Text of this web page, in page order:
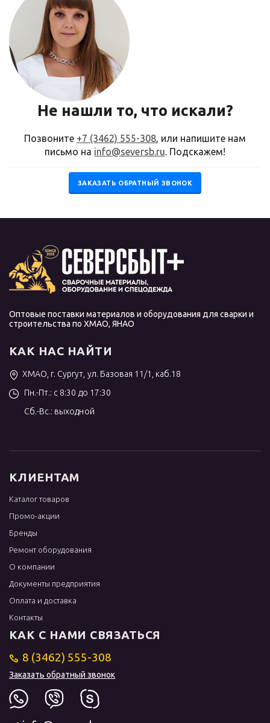
Не нашли то, что искали?
Позвоните +7 (3462) 555-308, или напишите нам
письмо на info@seversb.ru. Подскажем!
ЗАКАЗАТЬ ОБРАТНЫЙ ЗВОНОК
Оптовые поставки материалов и оборудования для сварки и
строительства по ХМАО, ЯНАО
КАК НАС НАЙТИ
ХМАО, г. Сургут, ул. Базовая 11/1, каб.18
Пн.-Пт.: с 8:30 до 17:30
Сб.-Вс.: выходной
КЛИЕНТАМ
Каталог товаров
Промо-акции
Бренды
Ремонт оборудования
О компании
Документы предприятия
Оплата и доставка
Контакты
КАК С НАМИ СВЯЗАТЬСЯ
8 (3462) 555-308
Заказать обратный звонок